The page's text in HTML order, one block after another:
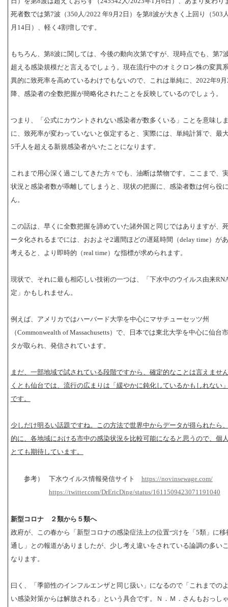
死者数では第7波（350人/2022 年9月2日）を第8波が大きく上回り（503
月14日）、軽く4割増しです。
もちろん、第8波に関しては、今後の動向次第ですが、現時点でも、第7
超える感染規模だと言えるでしょう。現在流行中のオミクロン株の変異
異的に致死率を高めているわけでもないので、これは単純に、2022年9
降、感染者の全数把握が簡略化されたことを反映しているのでしょう。
つまり、「公式にカウントされない感染者が数多くいる」ことを意味し
に、致死率が変わっていないと仮定すると、実際には、単純計算で、最
5千人を超える新規感染者がいたことになります。
これまで用心深く過ごしてきた方々でも、油断は禁物です。ここまで、
状況と感染者数が乖離してしまうと、現状の把握に、感染者数は何ら役
ん。
この話は、早くに全数把握を諦めていた諸外国と同じではありますが、
ータ化されるまでには、おおよそ2週間ほどの遅延時間（delay time）が
考えると、より即時的（real time）な指標が求められます。
現状で、それに最も相応しい技術の一つは、「下水中のウイルス由来
定」かもしれません。
例えば、アメリカではハーバード大学を中心にマサチューセッツ州
（Commonwealth of Massachusetts）で、日本では東北大学を中心に仙台
タが取られ、発信されています。
まだ、一部地域で試されている段階ですから、確定的なことは言えませ
くとも仙台では、流行の広まりは「緩やかに鈍化しているかもしれない
です。
少しだけ明るい話題ですね。この方法で世界中からデータが得られたら
的に、各地域における市中の感染状況を比較可能になると思うので、個
とても期待しています。
参考） 下水ウイルス情報発信サイト https://novinsewage.com/
https://twitter.com/DrEricDing/status/1611509423071191040
新型コロナ ２類から５類へ
政府が、この春から「新型コロナの感染症法上の位置づけを「5類」に移
通し」との報道がありましたが、少し考え違いをされている論調の多い
なります。
曰く、「季節性のインフルエンザと同じ扱い」になるので「これまでの
い感染対策からは解放される」という具合です。Ｎ．Ｍ．さんもおっし